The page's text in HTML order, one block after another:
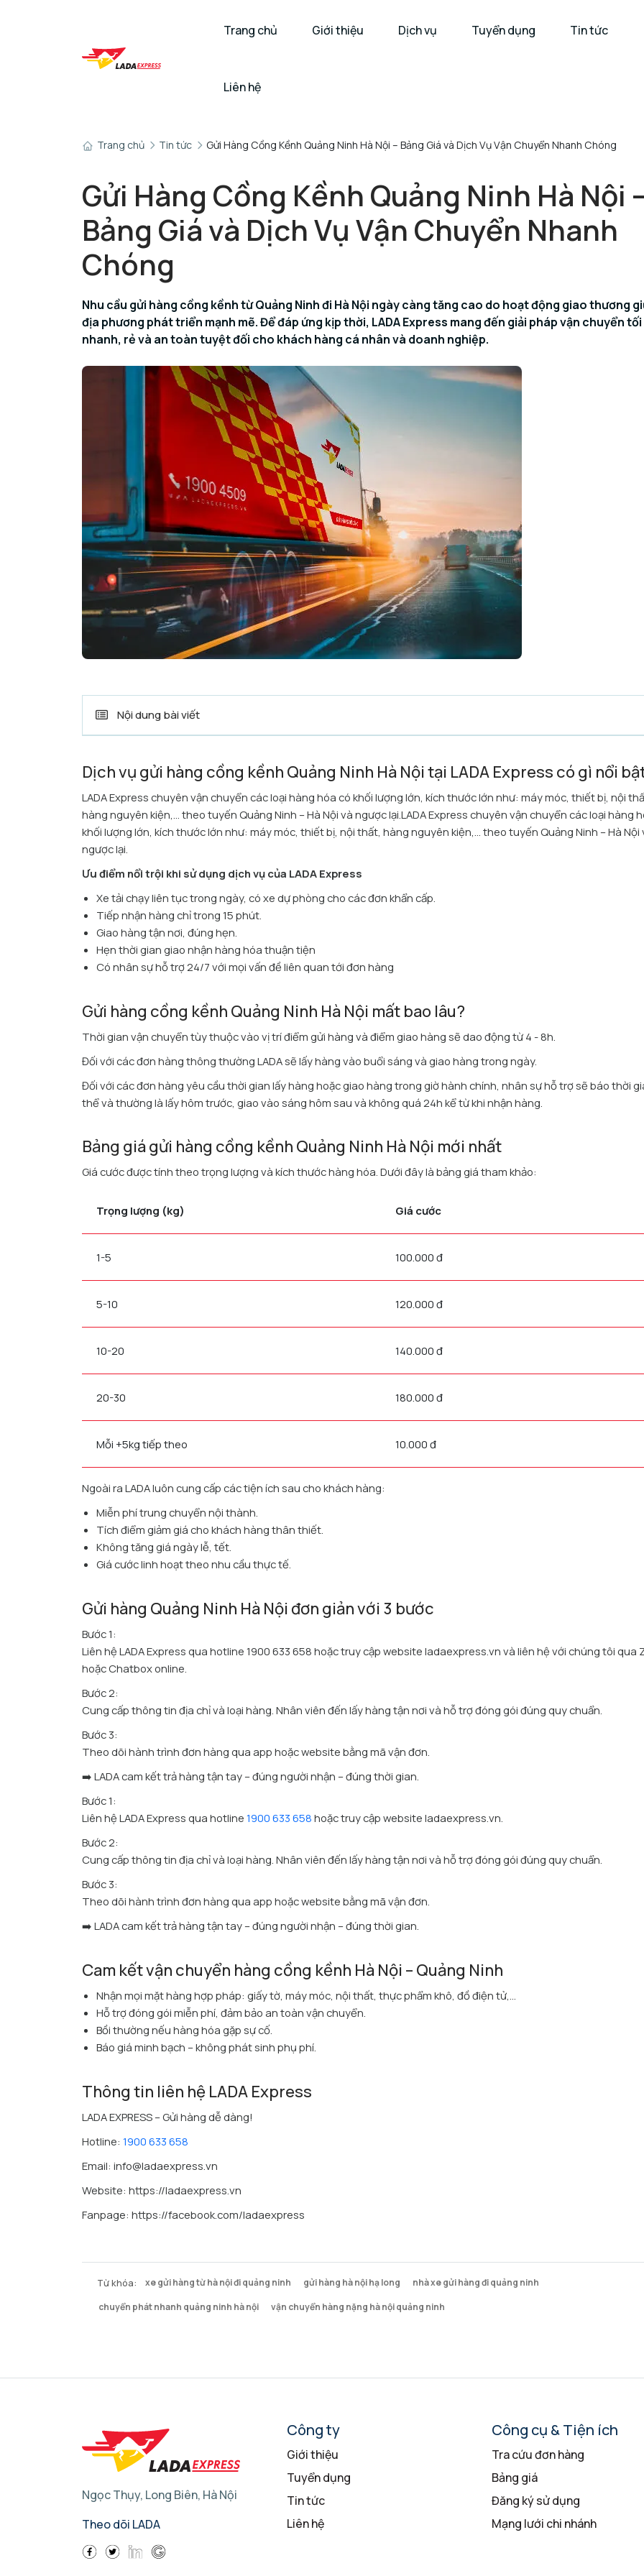
Trang chủ Giới thiệu Dịch vụ Tuyển dụng Tin tức
Liên hệ
Trang chủ Tin tức Gửi Hàng Cồng Kềnh Quảng Ninh Hà Nội – Bảng Giá và Dịch Vụ Vận Chuyển Nhanh Chóng
Gửi Hàng Cồng Kềnh Quảng Ninh Hà Nội
Bảng Giá và Dịch Vụ Vận Chuyển Nhanh
Chóng
Nhu cầu gửi hàng cồng kềnh từ Quảng Ninh đi Hà Nội ngày càng tăng cao do hoạt động giao thương
địa phương phát triển mạnh mẽ. Để đáp ứng kịp thời, LADA Express mang đến giải pháp vận chuyển
nhanh, rẻ và an toàn tuyệt đối cho khách hàng cá nhân và doanh nghiệp.
Nội dung bài viết
Dịch vụ gửi hàng cồng kềnh Quảng Ninh Hà Nội tại LADA Express có gì nổi
LADA Express chuyên vận chuyển các loại hàng hóa có khối lượng lớn, kích thước lớn như: máy móc, thiết bị, nội
hàng nguyên kiện,... theo tuyến Quảng Ninh – Hà Nội và ngược lại.LADA Express chuyên vận chuyển các loại hàng
khối lượng lớn, kích thước lớn như: máy móc, thiết bị, nội thất, hàng nguyên kiện,... theo tuyến Quảng Ninh – Hà Nội
ngược lại.
Ưu điểm nổi trội khi sử dụng dịch vụ của LADA Express
Xe tải chạy liên tục trong ngày, có xe dự phòng cho các đơn khẩn cấp.
Tiếp nhận hàng chỉ trong 15 phút.
Giao hàng tận nơi, đúng hẹn.
Hẹn thời gian giao nhận hàng hóa thuận tiện
Có nhân sự hỗ trợ 24/7 với mọi vấn đề liên quan tới đơn hàng
Gửi hàng cồng kềnh Quảng Ninh Hà Nội mất bao lâu?
Thời gian vận chuyển tùy thuộc vào vị trí điểm gửi hàng và điểm giao hàng sẽ dao động từ 4 - 8h.
Đối với các đơn hàng thông thường LADA sẽ lấy hàng vào buổi sáng và giao hàng trong ngày.
Đối với các đơn hàng yêu cầu thời gian lấy hàng hoặc giao hàng trong giờ hành chính, nhân sự hỗ trợ sẽ báo thời
thể và thường là lấy hôm trước, giao vào sáng hôm sau và không quá 24h kể từ khi nhận hàng.
Bảng giá gửi hàng cồng kềnh Quảng Ninh Hà Nội mới nhất
Giá cước được tính theo trọng lượng và kích thước hàng hóa. Dưới đây là bảng giá tham khảo:
Trọng lượng (kg) Giá cước
1-5 100.000 đ
5-10 120.000 đ
10-20 140.000 đ
20-30 180.000 đ
Mỗi +5kg tiếp theo 10.000 đ
Ngoài ra LADA luôn cung cấp các tiện ích sau cho khách hàng:
Miễn phí trung chuyển nội thành.
Tích điểm giảm giá cho khách hàng thân thiết.
Không tăng giá ngày lễ, tết.
Giá cước linh hoạt theo nhu cầu thực tế.
Gửi hàng Quảng Ninh Hà Nội đơn giản với 3 bước
Bước 1:
Liên hệ LADA Express qua hotline 1900 633 658 hoặc truy cập website ladaexpress.vn và liên hệ với chúng tôi qua
hoặc Chatbox online.
Bước 2:
Cung cấp thông tin địa chỉ và loại hàng. Nhân viên đến lấy hàng tận nơi và hỗ trợ đóng gói đúng quy chuẩn.
Bước 3:
Theo dõi hành trình đơn hàng qua app hoặc website bằng mã vận đơn.
➡️ LADA cam kết trả hàng tận tay – đúng người nhận – đúng thời gian.
Bước 1:
Liên hệ LADA Express qua hotline 1900 633 658 hoặc truy cập website ladaexpress.vn.
Bước 2:
Cung cấp thông tin địa chỉ và loại hàng. Nhân viên đến lấy hàng tận nơi và hỗ trợ đóng gói đúng quy chuẩn.
Bước 3:
Theo dõi hành trình đơn hàng qua app hoặc website bằng mã vận đơn.
➡️ LADA cam kết trả hàng tận tay – đúng người nhận – đúng thời gian.
Cam kết vận chuyển hàng cồng kềnh Hà Nội – Quảng Ninh
Nhận mọi mặt hàng hợp pháp: giấy tờ, máy móc, nội thất, thực phẩm khô, đồ điện tử,...
Hỗ trợ đóng gói miễn phí, đảm bảo an toàn vận chuyển.
Bồi thường nếu hàng hóa gặp sự cố.
Báo giá minh bạch – không phát sinh phụ phí.
Thông tin liên hệ LADA Express
LADA EXPRESS – Gửi hàng dễ dàng!
Hotline: 1900 633 658
Email: info@ladaexpress.vn
Website: https://ladaexpress.vn
Fanpage: https://facebook.com/ladaexpress
Từ khóa: xe gửi hàng từ hà nội đi quảng ninh gửi hàng hà nội hạ long
nhà xe gửi hàng đi quảng ninh
chuyển phát nhanh quảng ninh hà nội
vận chuyển hàng nặng hà nội quảng ninh
Ngọc Thụy, Long Biên, Hà Nội
Theo dõi LADA
Công ty
Giới thiệu
Tuyển dụng
Tin tức
Liên hệ
Công cụ & Tiện ích
Tra cứu đơn hàng
Bảng giá
Đăng ký sử dụng
Mạng lưới chi nhánh